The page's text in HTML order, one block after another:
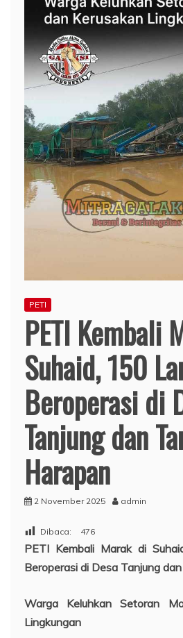
PETI
PETI Kembali
Suhaid, 150
Beroperasi di
Tanjung dan
Harapan
2 November 2025 admin
Dibaca: 476
PETI Kembali Marak di
Beroperasi di Desa Tanjung
Warga Keluhkan Setoran
Lingkungan